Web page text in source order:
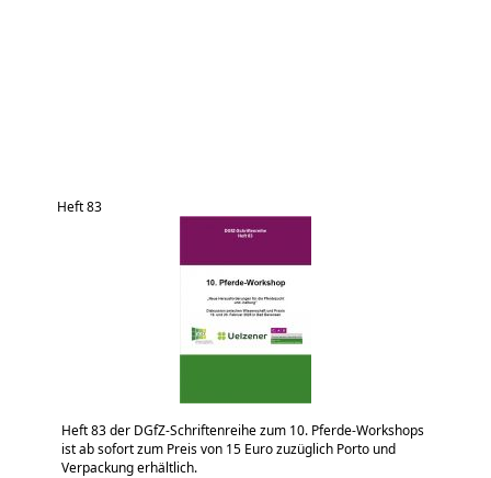
Heft 83
Heft 83 der DGfZ-Schriftenreihe zum 10. Pferde-Workshops
ist ab sofort zum Preis von 15 Euro zuzüglich Porto und
Verpackung erhältlich.